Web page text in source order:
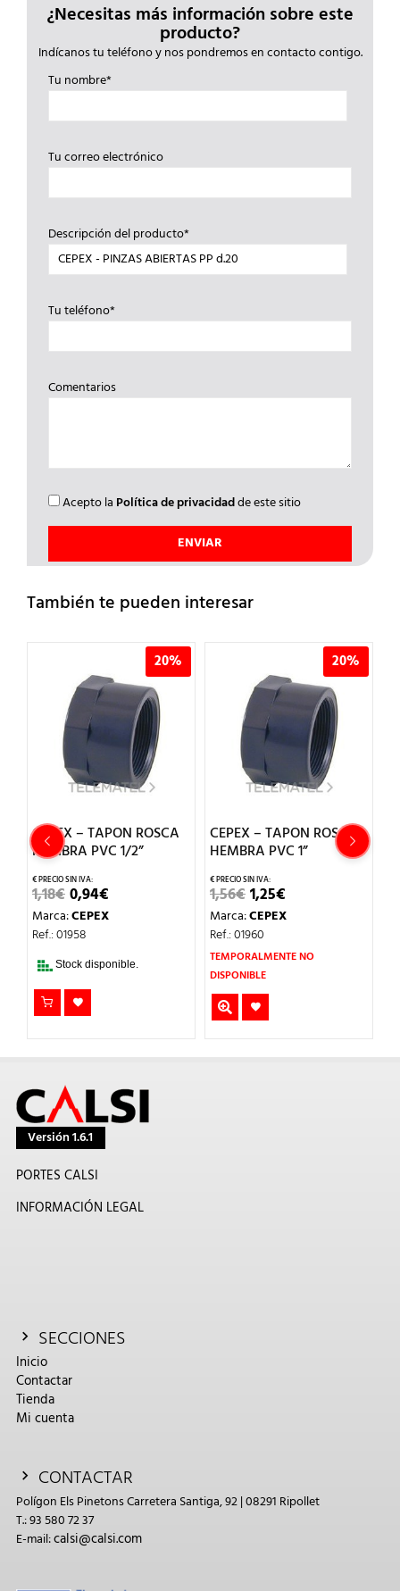
¿Necesitas más información sobre este
producto?
Indícanos tu teléfono y nos pondremos en contacto contigo.
Tu nombre*
Tu correo electrónico
Descripción del producto*
Tu teléfono*
Comentarios
Acepto la Política de privacidadde este sitio
También te pueden interesar
20%
CEPEX – TAPON ROSCA
HEMBRA PVC 1/2”
1,18€EL
PRECIO
ORIGINAL
ERA:
0,94€PRECIO
ACTUAL
Marca:CEPEX
Ref.: 01958
Stock disponible.
20%
CEPEX – TAPON ROSCA
HEMBRA PVC 1”
1,56€EL
PRECIO
ORIGINAL
ERA:
1,56€.
1,25€PRECIO
ACTUAL
1,25€.
Marca:CEPEX
Ref.: 01960
TEMPORALMENTE NO
DISPONIBLE
Versión 1.6.1
PORTES CALSI
INFORMACIÓN LEGAL
SECCIONES
Inicio
Contactar
Tienda
Mi cuenta
CONTACTAR
Polígon Els Pinetons Carretera Santiga, 92 | 08291 Ripollet
T.: 93 580 72 37
E-mail:calsi@calsi.com